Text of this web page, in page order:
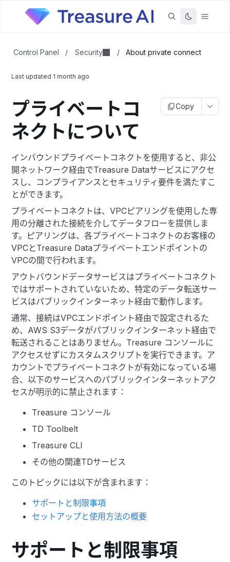
Control Panel / Security / About private connect
Last updated 1 month ago
プライベートコ
ネクトについて
Copy
インバウンドプライベートコネクトを使用すると、非公
開ネットワーク経由でTreasure Dataサービスにアクセ
スし、コンプライアンスとセキュリティ要件を満たすこ
とができます。
プライベートコネクトは、VPCピアリングを使用した専
用の分離された接続を介してデータフローを提供しま
す。ピアリングは、各プライベートコネクトのお客様の
VPCとTreasure Dataプライベートエンドポイントの
VPCの間で行われます。
アウトバウンドデータサービスはプライベートコネクト
ではサポートされていないため、特定のデータ転送サー
ビスはパブリックインターネット経由で動作します。
通常、接続はVPCエンドポイント経由で設定されるた
め、AWS S3データがパブリックインターネット経由で
転送されることはありません。Treasure コンソールに
アクセスせずにカスタムスクリプトを実行できます。ア
カウントでプライベートコネクトが有効になっている場
合、以下のサービスへのパブリックインターネットアク
セスが明示的に禁止されます：
Treasure コンソール
TD Toolbelt
Treasure CLI
その他の関連TDサービス
このトピックには以下が含まれます：
サポートと制限事項
セットアップと使用方法の概要
サポートと制限事項